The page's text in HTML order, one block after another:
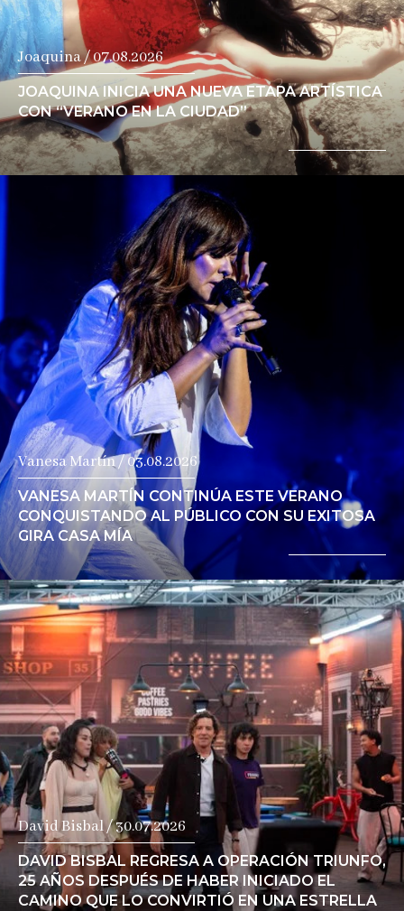
Joaquina / 07.08.2026
JOAQUINA INICIA UNA NUEVA ETAPA ARTÍSTICA
CON “VERANO EN LA CIUDAD”
Vanesa Martín / 03.08.2026
VANESA MARTÍN CONTINÚA ESTE VERANO
CONQUISTANDO AL PÚBLICO CON SU EXITOSA
GIRA CASA MÍA
David Bisbal / 30.07.2026
DAVID BISBAL REGRESA A OPERACIÓN TRIUNFO,
25 AÑOS DESPUÉS DE HABER INICIADO EL
CAMINO QUE LO CONVIRTIÓ EN UNA ESTRELLA